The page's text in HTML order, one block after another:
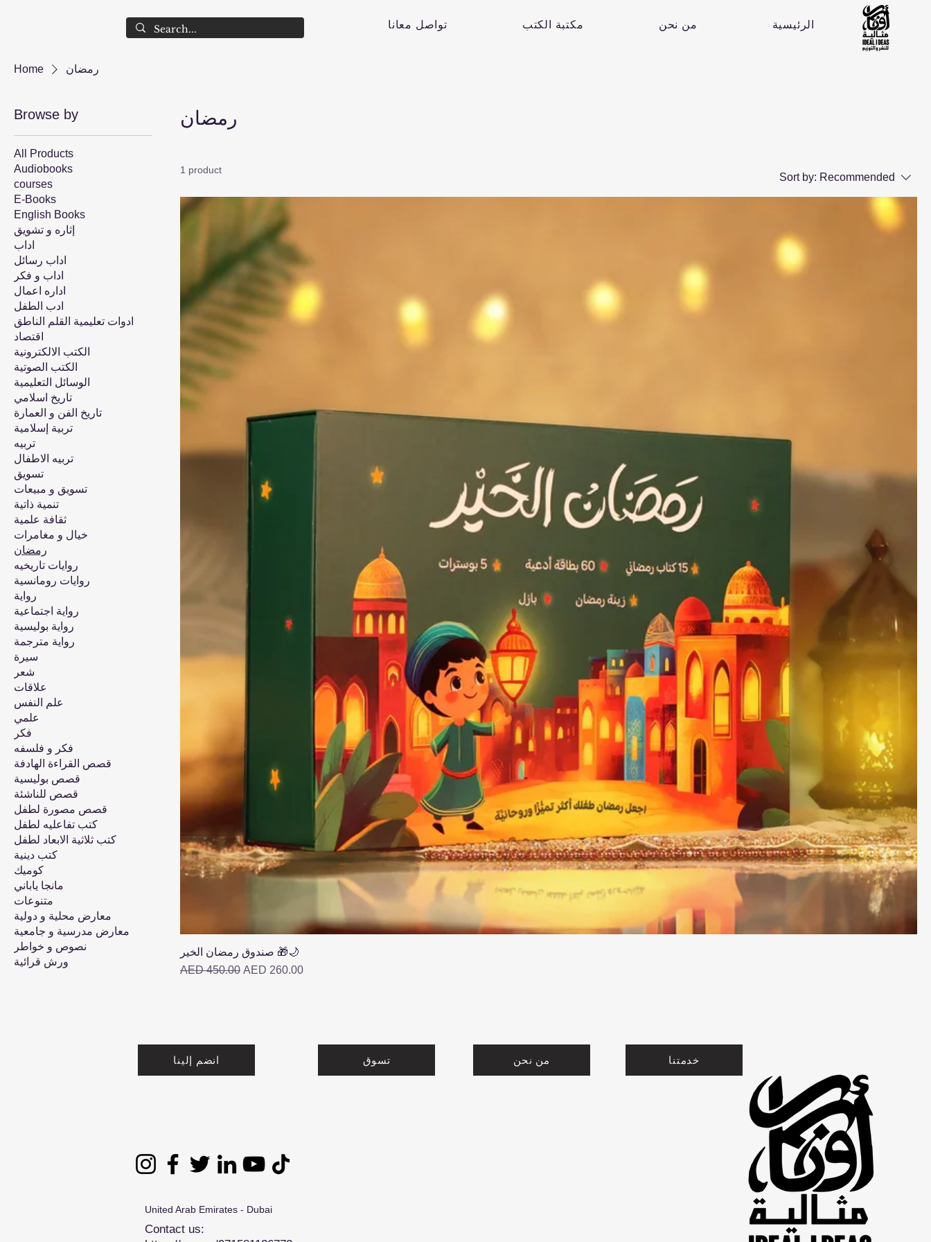
تواصل معانا مكتبة الكتب من نحن الرئيسية
Home رمضان
Browse by
All Products
Audiobooks
courses
E-Books
English Books
إثاره و تشويق
اداب
اداب رسائل
اداب و فكر
اداره اعمال
ادب الطفل
ادوات تعليمية القلم الناطق
اقتصاد
الكتب الالكترونية
الكتب الصوتية
الوسائل التعليمية
تاريخ اسلامي
تاريخ الفن و العمارة
تربية إسلامية
تربيه
تربيه الاطفال
تسويق
تسويق و مبيعات
تنمية ذاتية
ثقافة علمية
خيال و مغامرات
رمضان
روايات تاريخيه
روايات رومانسية
رواية
رواية اجتماعية
رواية بوليسية
رواية مترجمة
سيرة
شعر
علاقات
علم النفس
علمي
فكر
فكر و فلسفه
قصص القراءة الهادفة
قصص بوليسية
قصص للناشئة
قصص مصورة لطفل
كتب تفاعليه لطفل
كتب ثلاثية الابعاد لطفل
كتب دينية
كوميك
مانجا ياباني
متنوعات
معارض محلية و دولية
معارض مدرسية و جامعية
نصوص و خواطر
ورش قرائية
رمضان
1 product
Sort by: Recommended
صندوق رمضان الخير 🎁🌙
Regular Price
AED 450.00 Sale Price
AED 260.00
انضم إلينا تسوق من نحن خدمتنا
United Arab Emirates - Dubai
Contact us: